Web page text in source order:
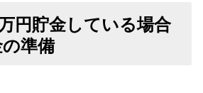
円貯金している場合
準備